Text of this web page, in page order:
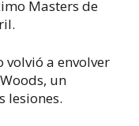
Masters de
volvió a envolver
un
lesiones.